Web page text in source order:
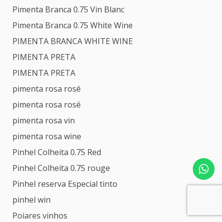
Pimenta Branca 0.75 Vin Blanc
Pimenta Branca 0.75 White Wine
PIMENTA BRANCA WHITE WINE
PIMENTA PRETA
PIMENTA PRETA
pimenta rosa rosé
pimenta rosa rosé
pimenta rosa vin
pimenta rosa wine
Pinhel Colheita 0.75 Red
Pinhel Colheita 0.75 rouge
Pinhel reserva Especial tinto
pinhel win
Poiares vinhos